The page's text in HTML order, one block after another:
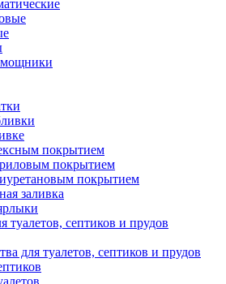
покрытием
покрытием
покрытием
заливка
туалетов, септиков и прудов
для туалетов, септиков и прудов